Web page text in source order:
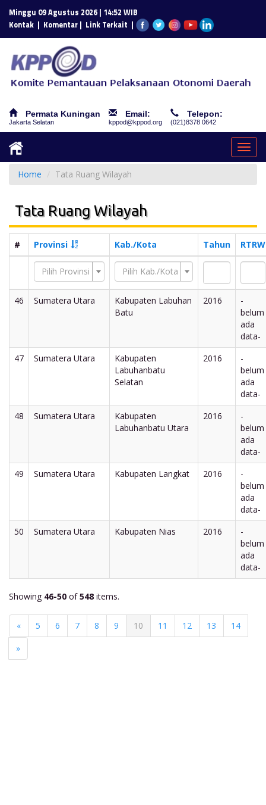
Minggu 09 Agustus 2026 | 14:52 WIB
Kontak | Komentar | Link Terkait |
Permata Kuningan
Jakarta Selatan
Email:
kppod@kppod.org
Telepon:
(021)8378 0642
Home Tata Ruang Wilayah
Tata Ruang Wilayah
# Provinsi Kab./Kota Tahun RTRW
Pilih Provinsi Pilih Kab./Kota
46 Sumatera Utara
Kabupaten Labuhan
Batu
2016
-
belum
ada
data-
47
Sumatera Utara
Kabupaten
Labuhanbatu
Selatan
2016
-
belum
ada
data-
48
Sumatera Utara
Kabupaten
Labuhanbatu Utara
2016
-
belum
ada
data-
49
Sumatera Utara Kabupaten Langkat 2016
-
belum
ada
data-
50
Sumatera Utara Kabupaten Nias 2016
-
belum
ada
data-
Showing 46-50 of548 items.
« 5 6 7 8 9 10 11 12 13
14
»